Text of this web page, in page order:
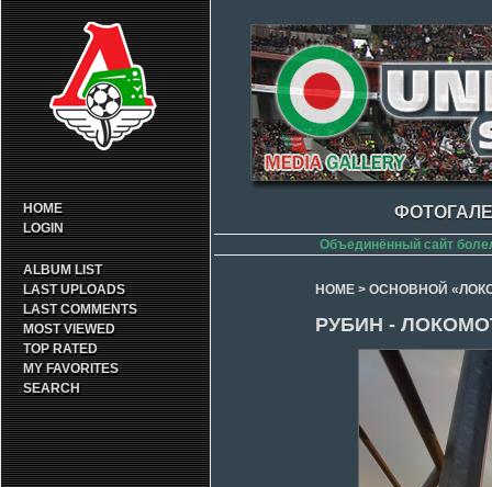
HOME
LOGIN
ALBUM LIST
LAST UPLOADS
LAST COMMENTS
MOST VIEWED
TOP RATED
MY FAVORITES
SEARCH
Объединённый сайт
HOME> ОСНОВНОЙ
РУБИН -